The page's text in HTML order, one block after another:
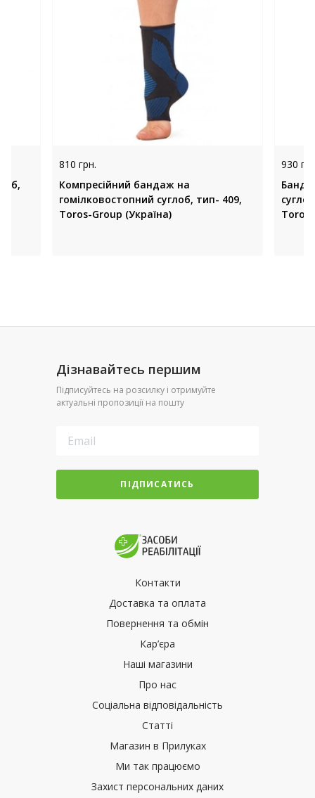
810 грн.
Компресійний бандаж на
гомілковостопний суглоб, тип- 409,
Toros-Group (Україна)
930
Toros
Дізнавайтесь першим
Підписуйтесь на розсилку і отримуйте
актуальні пропозиції на пошту
ПІДПИСАТИСЬ
Контакти
Доставка та оплата
Повернення та обмін
Кар’єра
Наші магазини
Про нас
Соціальна відповідальність
Статті
Магазин в Прилуках
Ми так працюємо
Захист персональних даних